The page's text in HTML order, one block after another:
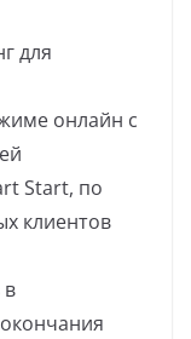
для
онлайн с
Start, по
клиентов